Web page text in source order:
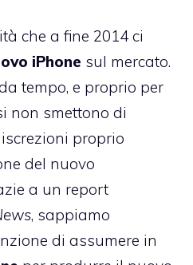
che a fine 2014 ci
iPhone sul mercato.
tempo, e proprio per
non smettono di
proprio
del nuovo
a un report
, sappiamo
di assumere in